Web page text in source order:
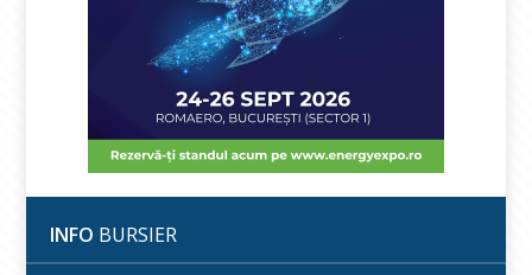
INFO BURSIER